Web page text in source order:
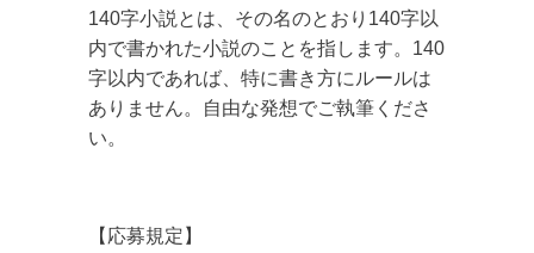
140字小説とは、その名のとおり140字以
内で書かれた小説のことを指します。140
字以内であれば、特に書き方にルールは
ありません。自由な発想でご執筆くださ
い。
【応募規定】